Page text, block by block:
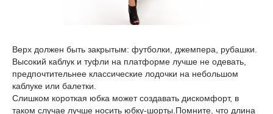
Верх должен быть закрытым: футболки, джемпера, рубашки.
Высокий каблук и туфли на платформе лучше не одевать,
предпочтительнее классические лодочки на небольшом
каблуке или балетки.
Слишком короткая юбка может создавать дискомфорт, в
таком случае лучше носить юбку-шорты.Помните, что длина